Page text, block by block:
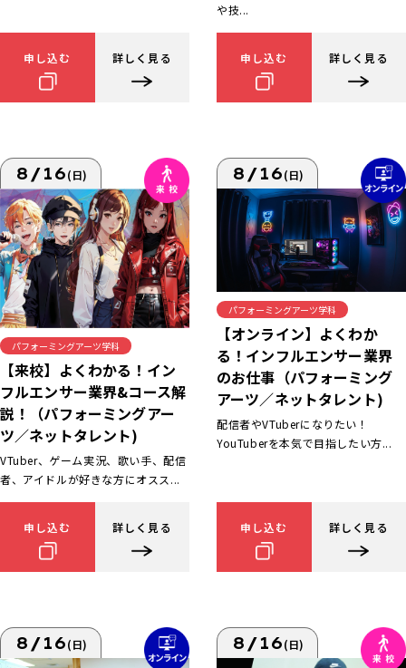
申し込む 詳しく見る
や技...
申し込む 詳しく見る
8/16(日)
パフォーミングアーツ学科
【来校】よくわかる！イン
フルエンサー業界&コース解
説！（パフォーミングアー
ツ／ネットタレント)
VTuber、ゲーム実況、歌い手、配信
者、アイドルが好きな方にオスス...
申し込む 詳しく見る
8/16(日)
パフォーミングアーツ学科
【オンライン】よくわか
る！インフルエンサー業界
のお仕事（パフォーミング
アーツ／ネットタレント)
配信者やVTuberになりたい！
YouTuberを本気で目指したい方...
申し込む 詳しく見る
8/16(日) 8/16(日)